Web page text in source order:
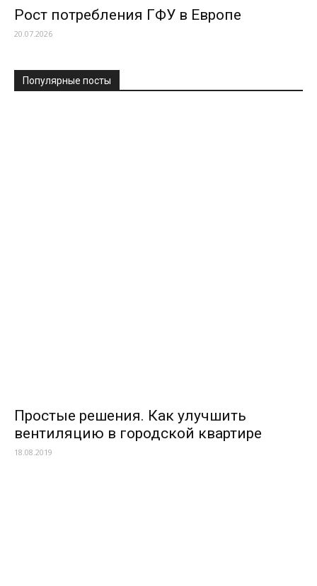
Рост потребления ГФУ в Европе
20.07.2026
Популярные посты
Простые решения. Как улучшить
вентиляцию в городской квартире
18.08.2019